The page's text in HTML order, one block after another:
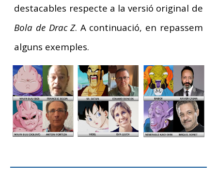
destacables respecte a la versió original de
Bola de Drac Z. A continuació, en repassem
alguns exemples.